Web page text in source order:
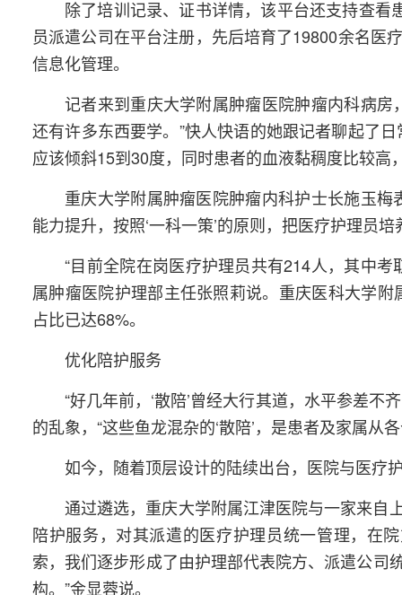
除了培训记录、证书详情，该平台还支持查
员派遣公司在平台注册，先后培育了19800余名医
信息化管理。
记者来到重庆大学附属肿瘤医院肿瘤内科病
还有许多东西要学。”快人快语的她跟记者聊起了
应该倾斜15到30度，同时患者的血液黏稠度比较
重庆大学附属肿瘤医院肿瘤内科护士长施玉
能力提升，按照‘一科一策’的原则，把医疗护理员培
“目前全院在岗医疗护理员共有214人，其中
属肿瘤医院护理部主任张照莉说。重庆医科大学
占比已达68%。
优化陪护服务
“好几年前，‘散陪’曾经大行其道，水平参差
的乱象，“这些鱼龙混杂的‘散陪’，是患者及家属
如今，随着顶层设计的陆续出台，医院与医疗
通过遴选，重庆大学附属江津医院与一家来自
陪护服务，对其派遣的医疗护理员统一管理，在
索，我们逐步形成了由护理部代表院方、派遣公
构。”金显蓉说。